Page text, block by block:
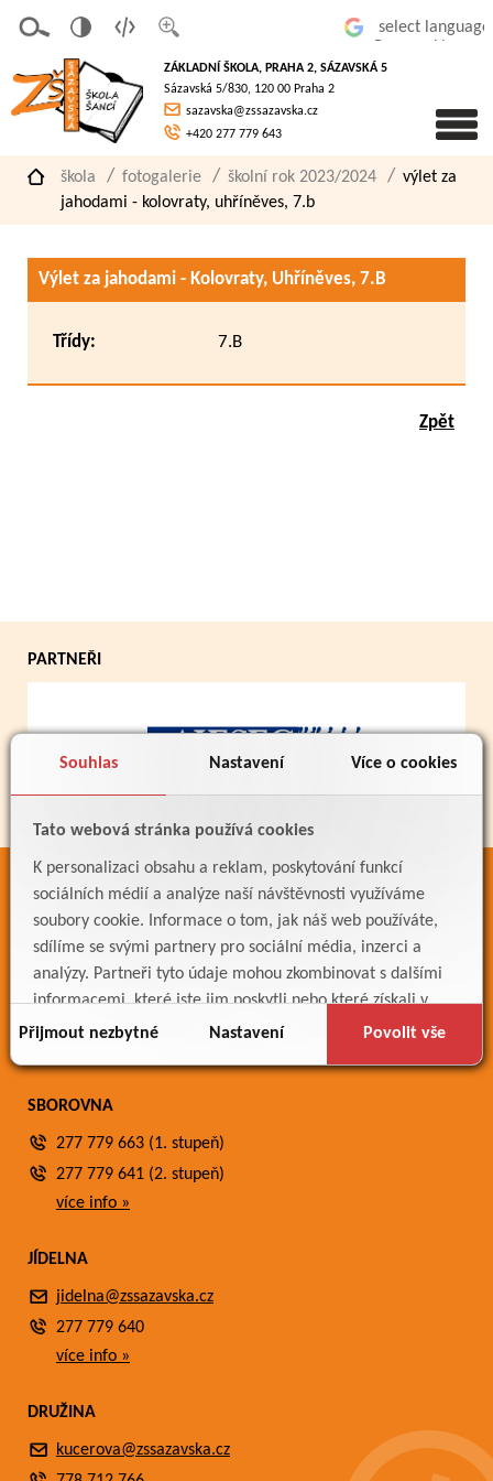
Souhlas Nastavení Více o cookies
Tato webová stránka používá cookies
K personalizaci obsahu a reklam, poskytování funkcí
sociálních médií a analýze naší návštěvnosti využíváme
soubory cookie. Informace o tom, jak náš web používáte,
sdílíme se svými partnery pro sociální média, inzerci a
analýzy. Partneři tyto údaje mohou zkombinovat s dalšími
informacemi, které jste jim poskytli nebo které získali v
důsledku toho, že používáte jejich služby.
Přijmout nezbytné Nastavení Povolit vše
písmo
á
verze
pro
slaboz
raké
ZÁKLADNÍ ŠKOLA, PRAHA 2, SÁZAVSKÁ 5
Sázavská 5/830, 120 00 Praha 2
sazavska@zssazavska.cz
+420 277 779 643
škola fotogalerie školní rok 2023/2024
výlet za
jahodami - kolovraty, uhříněves, 7.b
Výlet za jahodami - Kolovraty, Uhříněves, 7.B
Třídy: 7.B
Zpět
PARTNEŘI
ODKAZY
Bakaláři
Jídelníček
Meteostanice
SBOROVNA
277 779 663 (1. stupeň)
277 779 641 (2. stupeň)
více info »
JÍDELNA
jidelna@zssazavska.cz
277 779 640
více info »
DRUŽINA
kucerova@zssazavska.cz